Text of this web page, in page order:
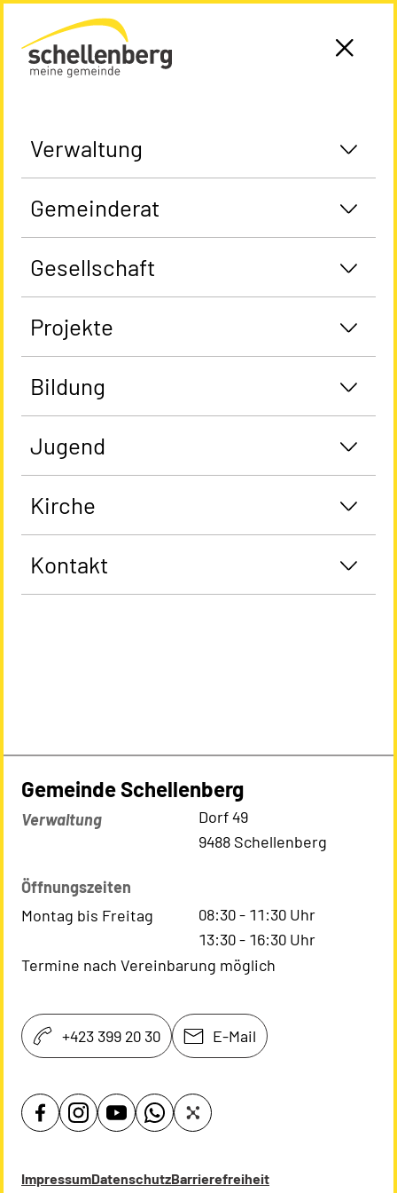
Gemeinde Schellenberg Startseite
Verwaltung
Gemeinderat
Gesellschaft
Projekte
Bildung
Jugend
Kirche
Kontakt
Gemeinde Schellenberg
Verwaltung
Dorf 49
9488 Schellenberg
Öffnungszeiten
Montag bis Freitag
08:30- 11:30 Uhr
13:30- 16:30 Uhr
Termine nach Vereinbarung möglich
+423 399 20 30 E-Mail
ImpressumDatenschutzBarrierefreiheit